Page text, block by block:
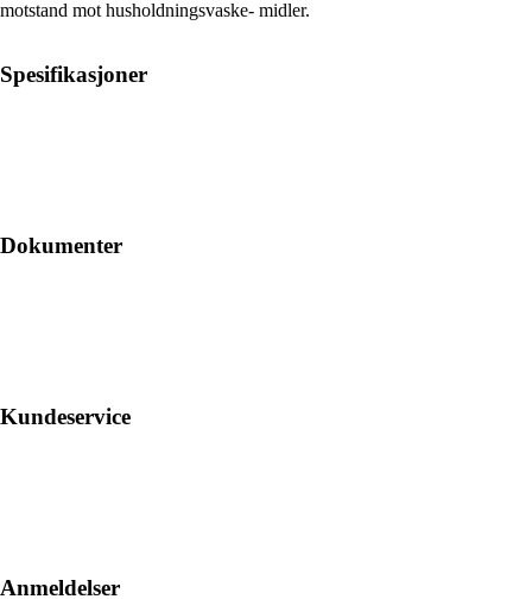
motstand mot husholdningsvaske- midler.
Spesifikasjoner
Dokumenter
Kundeservice
Anmeldelser